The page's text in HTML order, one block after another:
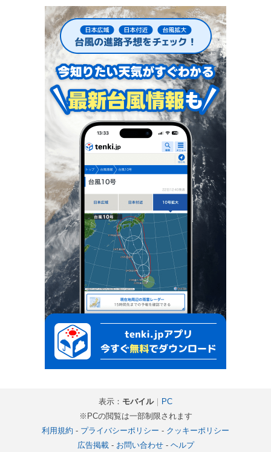
表示： モバイル｜ PC
※PCの閲覧は一部制限されます
利用規約 - プライバシーポリシー - クッキーポリシー
広告掲載- お問い合わせ- ヘルプ